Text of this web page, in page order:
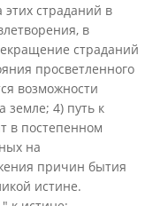
страданий в
в
страданий
просветленного
возможности
земле; 4) путь к
в постепенном
на
причин бытия
истине.